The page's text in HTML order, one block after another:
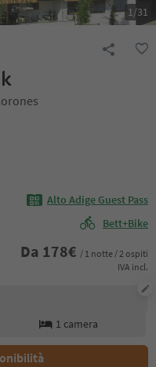
1/31
Alto Adige Guest Pass
Bett+Bike
Da 178€ / 1 notte / 2 ospiti
IVA incl.
1 camera